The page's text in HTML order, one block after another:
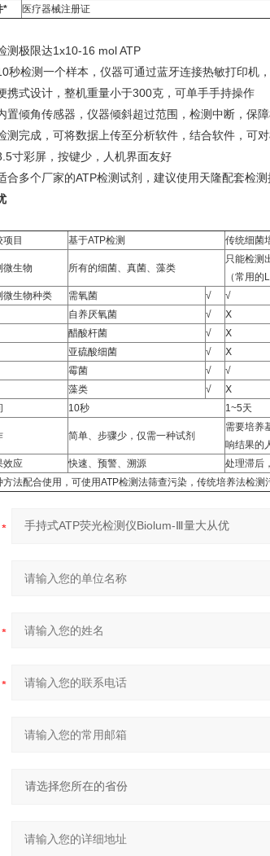
*
医疗器械注册证
测极限达1x10-16 mol ATP
秒检测一个样本，仪器可通过蓝牙连接热敏打印机
携式设计，整机重量小于300克，可单手手持操作
置倾角传感器，仪器倾斜超过范围，检测中断，保
测完成，可将数据上传至分析软件，结合软件，可
寸彩屏，按键少，人机界面友好
合多个厂家的ATP检测试剂，建议使用天隆配套检
项目 基于ATP检测 传统细菌
微生物 所有的细菌、真菌、藻类
只能检测
（常用的
微生物种类
需氧菌 √
√
自养厌氧菌
√
Ⅹ
醋酸杆菌
√
Ⅹ
亚硫酸细菌
√
Ⅹ
霉菌
√
√
藻类
√
Ⅹ
10秒 1~5天
简单、步骤少，仅需一种试剂
需要培养
响结果的
效应
快速、预警、溯源
处理滞后
方法配合使用，可使用ATP检测法筛查污染，传统培养法检测